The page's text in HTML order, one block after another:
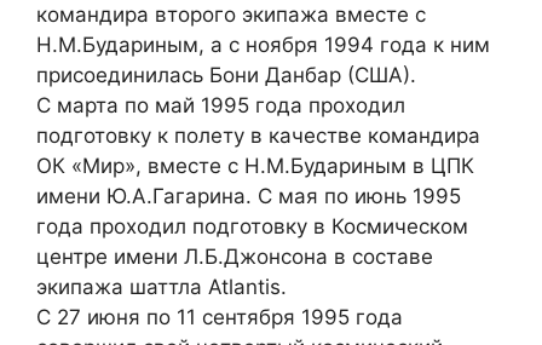
командира второго экипажа вместе с
Н.М.Будариным, а с ноября 1994 года к ним
присоединилась Бони Данбар (США).
С марта по май 1995 года проходил
подготовку к полету в качестве командира
ОК «Мир», вместе с Н.М.Будариным в ЦПК
имени Ю.А.Гагарина. С мая по июнь 1995
года проходил подготовку в Космическом
центре имени Л.Б.Джонсона в составе
экипажа шаттла Atlantis.
С 27 июня по 11 сентября 1995 года